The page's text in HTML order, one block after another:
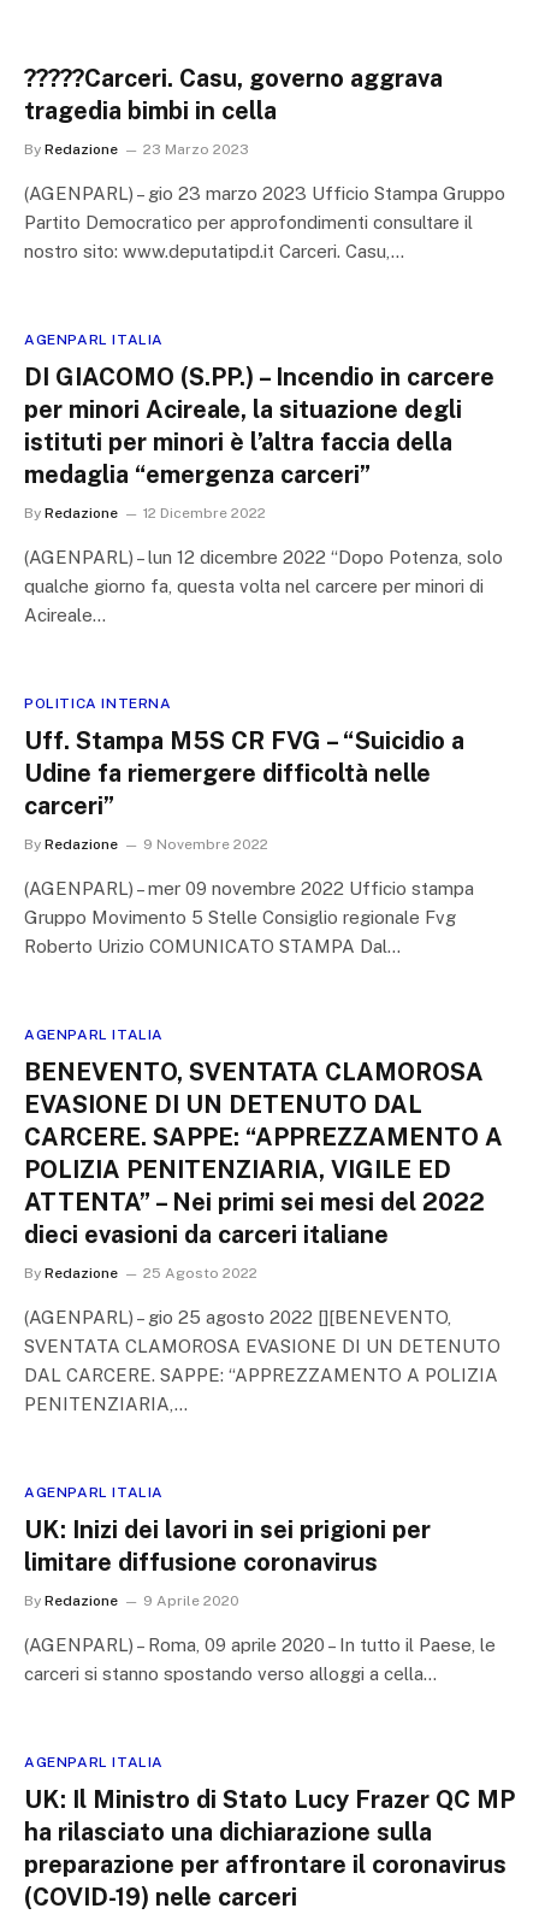
?????Carceri. Casu, governo aggrava
tragedia bimbi in cella
By Redazione 23 Marzo 2023
(AGENPARL) – gio 23 marzo 2023 Ufficio Stampa Gruppo
Partito Democratico per approfondimenti consultare il
nostro sito: www.deputatipd.it Carceri. Casu,…
AGENPARL ITALIA
DI GIACOMO (S.PP.) – Incendio in carcere
per minori Acireale, la situazione degli
istituti per minori è l’altra faccia della
medaglia “emergenza carceri”
By Redazione 12 Dicembre 2022
(AGENPARL) – lun 12 dicembre 2022 “Dopo Potenza, solo
qualche giorno fa, questa volta nel carcere per minori di
Acireale…
POLITICA INTERNA
Uff. Stampa M5S CR FVG – “Suicidio a
Udine fa riemergere difficoltà nelle
carceri”
By Redazione 9 Novembre 2022
(AGENPARL) – mer 09 novembre 2022 Ufficio stampa
Gruppo Movimento 5 Stelle Consiglio regionale Fvg
Roberto Urizio COMUNICATO STAMPA Dal…
AGENPARL ITALIA
BENEVENTO, SVENTATA CLAMOROSA
EVASIONE DI UN DETENUTO DAL
CARCERE. SAPPE: “APPREZZAMENTO A
POLIZIA PENITENZIARIA, VIGILE ED
ATTENTA” – Nei primi sei mesi del 2022
dieci evasioni da carceri italiane
By Redazione 25 Agosto 2022
(AGENPARL) – gio 25 agosto 2022 [][BENEVENTO,
SVENTATA CLAMOROSA EVASIONE DI UN DETENUTO
DAL CARCERE. SAPPE: “APPREZZAMENTO A POLIZIA
PENITENZIARIA,…
AGENPARL ITALIA
UK: Inizi dei lavori in sei prigioni per
limitare diffusione coronavirus
By Redazione 9 Aprile 2020
(AGENPARL) – Roma, 09 aprile 2020 – In tutto il Paese, le
carceri si stanno spostando verso alloggi a cella…
AGENPARL ITALIA
UK: Il Ministro di Stato Lucy Frazer QC MP
ha rilasciato una dichiarazione sulla
preparazione per affrontare il coronavirus
(COVID-19) nelle carceri